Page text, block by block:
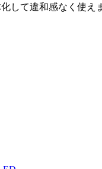
して違和感なく使え